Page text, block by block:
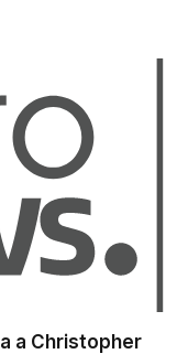
a Christopher